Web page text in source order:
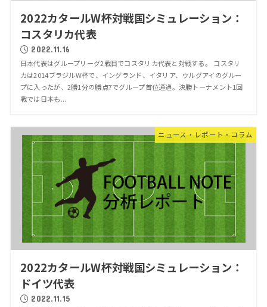
2022カタールW杯対戦国シミュレーション：
コスタリカ代表
2022.11.16
日本代表はグループリーグ2戦目でコスタリカ代表と対戦する。 コスタリ
カは2014ブラジルW杯で、イングランド、イタリア、ウルグアイのグルー
プに入ったが、2勝1分の勝点7でグループ首位通過。決勝トーナメント1回
戦では日本も...
ニュース・レポート・コラム
2022カタールW杯対戦国シミュレーション：
ドイツ代表
2022.11.15